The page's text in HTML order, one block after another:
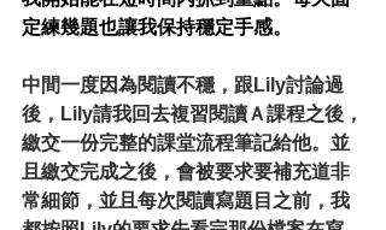
定練幾題也讓我保持穩定手感。
中間一度因為閱讀不穩，跟Lily討論過
後，Lily請我回去複習閱讀Ａ課程之後，
繳交一份完整的課堂流程筆記給他。並
且繳交完成之後，會被要求要補充道非
常細節，並且每次閱讀寫題目之前，我